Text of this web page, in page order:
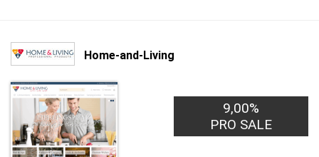
Home-and-Living
9,00%
PRO SALE